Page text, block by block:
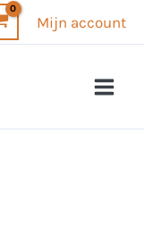
Mijn account